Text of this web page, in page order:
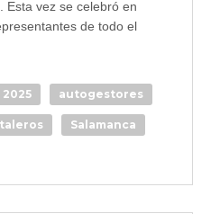
Esta vez se celebró en
de todo el
2025 autogestores
Salamanca